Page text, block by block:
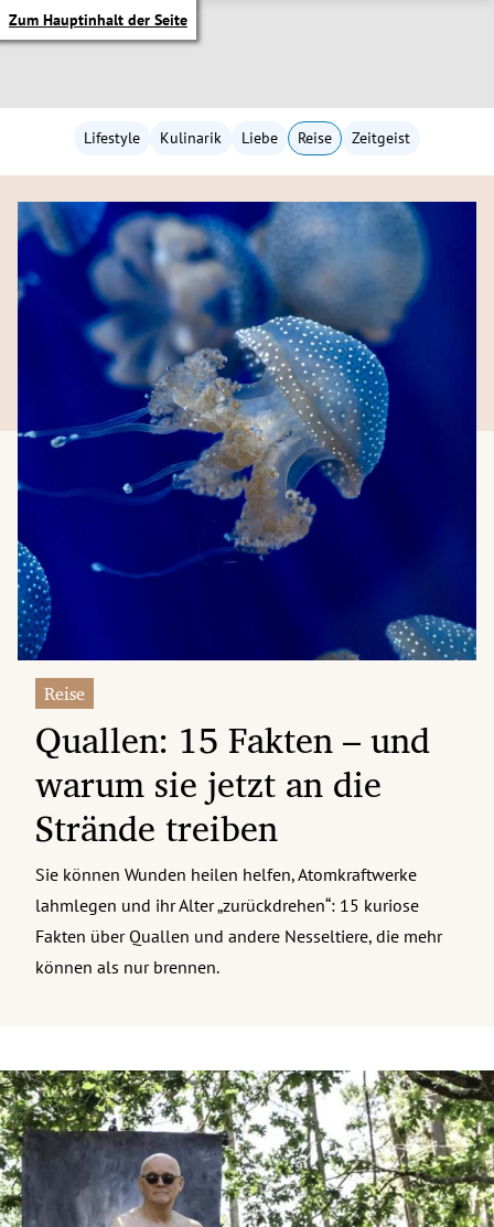
Zum Hauptinhalt der Seite
Untermenü
Untermenü
Untermenü
Untermenü
Untermenü
Untermenü
Untermenü
Untermenü
Untermenü
Lifestyle Kulinarik Liebe Reise Zeitgeist
Reise
Quallen: 15 Fakten – und
warum sie jetzt an die
Strände treiben
Sie können Wunden heilen helfen, Atomkraftwerke
lahmlegen und ihr Alter „zurückdrehen“: 15 kuriose
Fakten über Quallen und andere Nesseltiere, die mehr
können als nur brennen.